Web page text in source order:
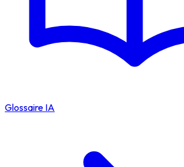
Glossaire IA